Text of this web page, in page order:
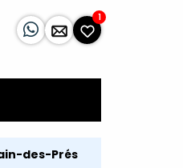
1
des-Prés